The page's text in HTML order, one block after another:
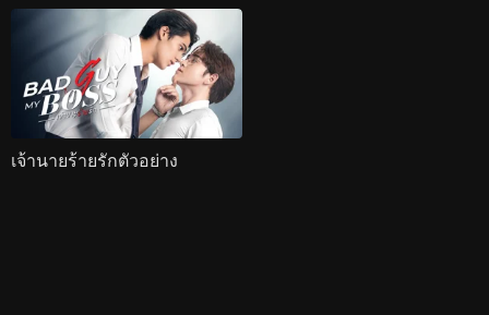
เจ้านายร้ายรักตัวอย่าง